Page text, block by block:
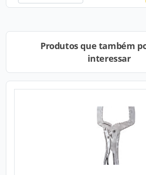
Produtos que também
interessar